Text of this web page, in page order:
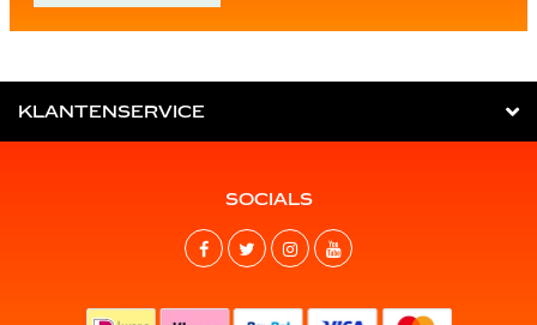
KLANTENSERVICE
SOCIALS